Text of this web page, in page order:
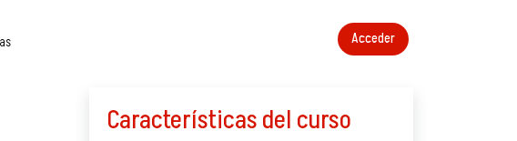
Acceder
Características del curso